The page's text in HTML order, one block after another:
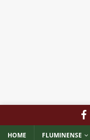
HOME FLUMINENSE